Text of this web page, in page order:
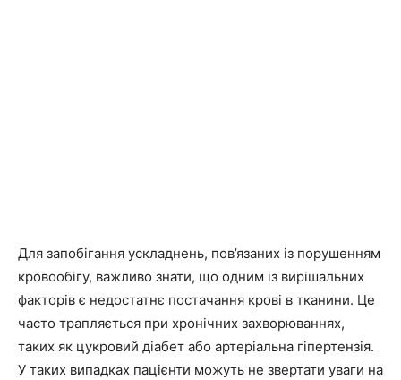
Для запобігання ускладнень, пов’язаних із порушенням
кровообігу, важливо знати, що одним із вирішальних
факторів є недостатнє постачання крові в тканини. Це
часто трапляється при хронічних захворюваннях,
таких як цукровий діабет або артеріальна гіпертензія.
У таких випадках пацієнти можуть не звертати уваги на